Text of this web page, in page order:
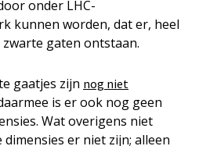
onder LHC-
kunnen worden, dat er, heel
gaten ontstaan.
gaatjes zijn nog niet
is er ook nog geen
Wat overigens niet
er niet zijn; alleen